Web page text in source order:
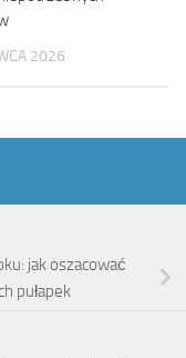
2026
jak oszacować
pułapek